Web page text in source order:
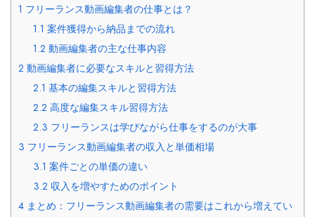
1 フリーランス動画編集者の仕事とは？
1.1 案件獲得から納品までの流れ
1.2 動画編集者の主な仕事内容
2 動画編集者に必要なスキルと習得方法
2.1 基本の編集スキルと習得方法
2.2 高度な編集スキル習得方法
2.3 フリーランスは学びながら仕事をするのが大事
3 フリーランス動画編集者の収入と単価相場
3.1 案件ごとの単価の違い
3.2 収入を増やすためのポイント
4 まとめ：フリーランス動画編集者の需要はこれから増えてい